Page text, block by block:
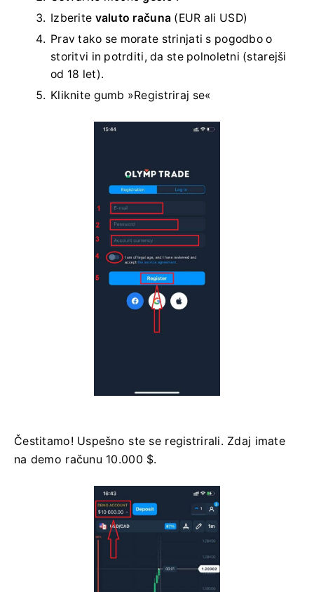
Izberite valuto računa (EUR ali USD)
Prav tako se morate strinjati s pogodbo o
storitvi in ​​potrditi, da ste polnoletni (starejši
od 18 let).
Kliknite gumb »Registriraj se«
Čestitamo! Uspešno ste se registrirali. Zdaj imate
na demo računu 10.000 $.